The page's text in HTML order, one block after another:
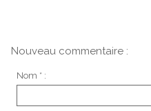
Nouveau commentaire :
Nom * :